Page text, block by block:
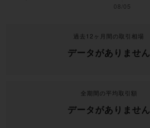
過去12ヶ月間の取引相場
データがありません
全期間の平均取引額
データがありません